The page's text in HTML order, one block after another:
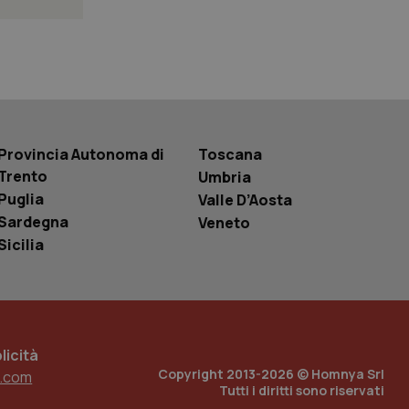
Autonoma di
Toscana
Umbria
Valle D’Aosta
Veneto
Copyright 2013-2026 © Homnya Srl
Tutti i diritti sono riservati